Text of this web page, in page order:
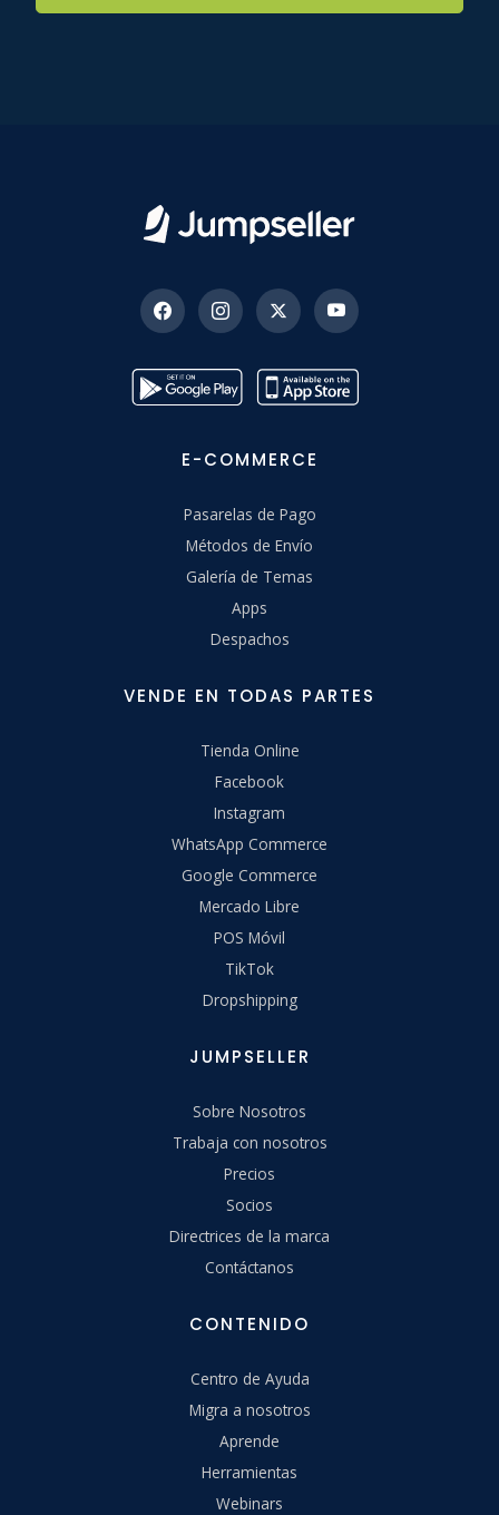
E-COMMERCE
Pasarelas de Pago
Métodos de Envío
Galería de Temas
Apps
Despachos
VENDE EN TODAS PARTES
Tienda Online
Facebook
Instagram
WhatsApp Commerce
Google Commerce
Mercado Libre
POS Móvil
TikTok
Dropshipping
JUMPSELLER
Sobre Nosotros
Trabaja con nosotros
Precios
Socios
Directrices de la marca
Contáctanos
CONTENIDO
Centro de Ayuda
Migra a nosotros
Aprende
Herramientas
Webinars